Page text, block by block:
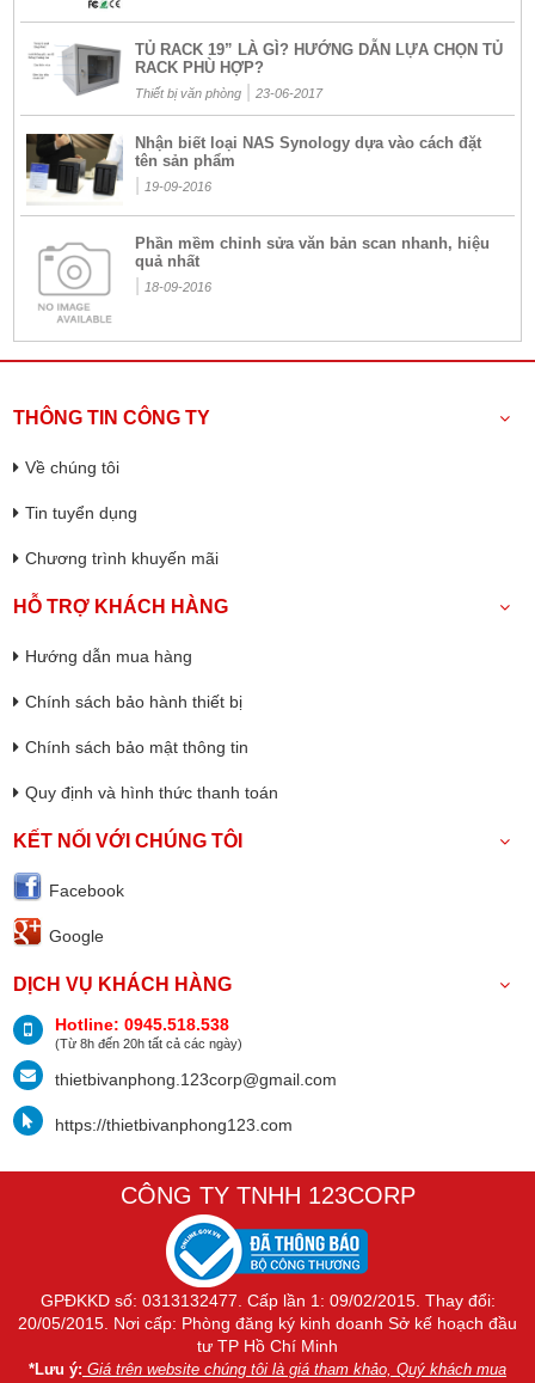
TỦ RACK 19” LÀ GÌ? HƯỚNG DẪN LỰA CHỌN TỦ
RACK PHÙ HỢP?
Thiết bị văn phòng| 23-06-2017
Nhận biết loại NAS Synology dựa vào cách đặt
tên sản phẩm
19-09-2016
Phần mềm chỉnh sửa văn bản scan nhanh, hiệu
quả nhất
18-09-2016
THÔNG TIN CÔNG TY
Về chúng tôi
Tin tuyển dụng
Chương trình khuyến mãi
HỖ TRỢ KHÁCH HÀNG
Hướng dẫn mua hàng
Chính sách bảo hành thiết bị
Chính sách bảo mật thông tin
Quy định và hình thức thanh toán
KẾT NỐI VỚI CHÚNG TÔI
Facebook
Google
DỊCH VỤ KHÁCH HÀNG
Hotline: 0945.518.538
(Từ 8h đến 20h tất cả các ngày)
thietbivanphong.123corp@gmail.com
https://thietbivanphong123.com
CÔNG TY TNHH 123CORP
GPĐKKD số: 0313132477. Cấp lần 1: 09/02/2015. Thay đổi:
20/05/2015. Nơi cấp: Phòng đăng ký kinh doanh Sở kế hoạch đầu
tư TP Hồ Chí Minh
*Lưu ý: Giá trên website chúng tôi là giá tham khảo, Quý khách mua